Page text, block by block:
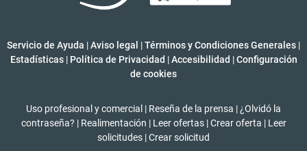
Servicio de Ayuda |Aviso legal |Términos y Condiciones Generales |
Estadísticas | Política de Privacidad | Accesibilidad | Configuración
de cookies
Uso profesional y comercial | Reseña de la prensa | ¿Olvidó la
contraseña? | Realimentación | Leer ofertas | Crear oferta | Leer
solicitudes |Crear solicitud